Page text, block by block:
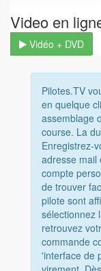
Video en
Vidéo + DVD
Pilotes.TV
en quelque
assemblage
course. La
Enregistrez-
adresse mail
compte
de trouver
pilote sont
sélectionnez
retrouvez
commande
'interface de